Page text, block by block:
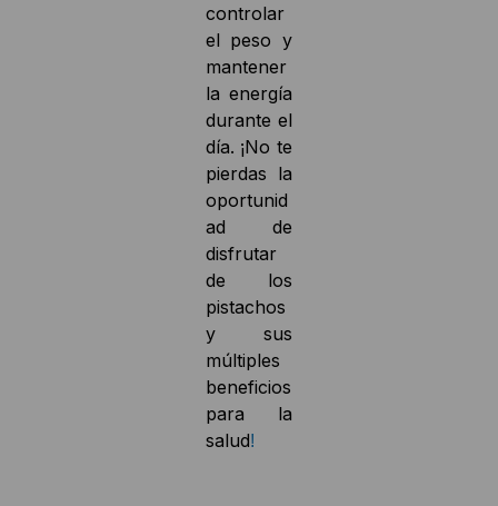
controlar
el peso y
mantener
la energía
durante el
día. ¡No te
pierdas la
oportunid
ad de
disfrutar
de los
pistachos
y sus
múltiples
beneficios
para la
salud!